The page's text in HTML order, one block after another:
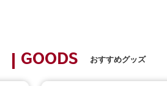
GOODS おすすめグッズ